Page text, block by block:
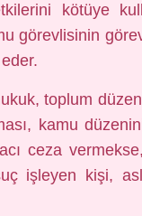
kötüye
görevlisinin
toplum
kamu
ceza
işleyen kişi,